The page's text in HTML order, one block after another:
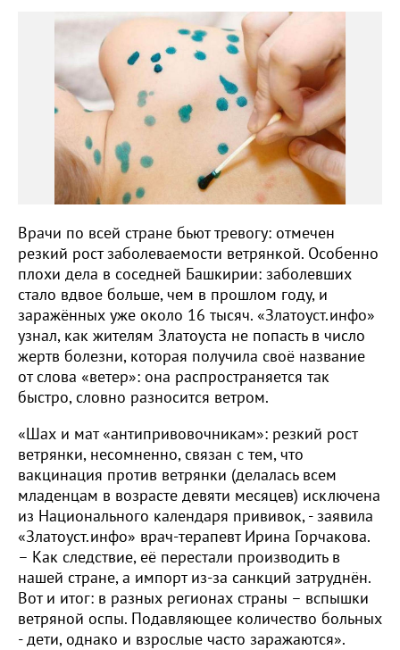
Врачи по всей стране бьют тревогу: отмечен
резкий рост заболеваемости ветрянкой. Особенно
плохи дела в соседней Башкирии: заболевших
стало вдвое больше, чем в прошлом году, и
заражённых уже около 16 тысяч. «Златоуст.инфо»
узнал, как жителям Златоуста не попасть в число
жертв болезни, которая получила своё название
от слова «ветер»: она распространяется так
быстро, словно разносится ветром.
«Шах и мат «антипривовочникам»: резкий рост
ветрянки, несомненно, связан с тем, что
вакцинация против ветрянки (делалась всем
младенцам в возрасте девяти месяцев) исключена
из Национального календаря прививок, - заявила
«Златоуст.инфо» врач-терапевт Ирина Горчакова.
– Как следствие, её перестали производить в
нашей стране, а импорт из-за санкций затруднён.
Вот и итог: в разных регионах страны – вспышки
ветряной оспы. Подавляющее количество больных
- дети, однако и взрослые часто заражаются».